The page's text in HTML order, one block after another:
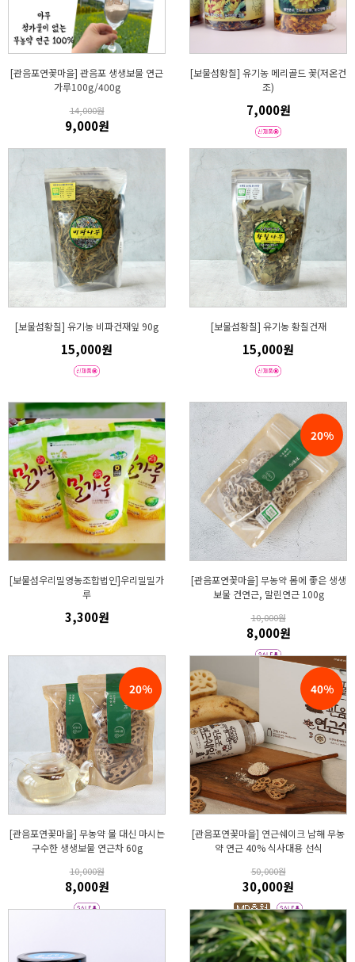
[관음포연꽃마을] 관음포 생생보물 연근
가루100g/400g
14,000원
9,000원
[보물섬황칠] 유기농 메리골드 꽃(저온건
조)
7,000원
[보물섬황칠] 유기농 비파건재잎 90g
15,000원
[보물섬황칠] 유기농 황칠건재
15,000원
[보물섬우리밀영농조합법인]우리밀밀가
루
3,300원
20%
[관음포연꽃마을] 무농약 몸에 좋은 생생
보물 건연근, 말린연근 100g
10,000원
8,000원
20%
[관음포연꽃마을] 무농약 물 대신 마시는
구수한 생생보물 연근차 60g
10,000원
8,000원
40%
[관음포연꽃마을] 연근쉐이크 남해 무농
약 연근 40% 식사대용 선식
50,000원
30,000원